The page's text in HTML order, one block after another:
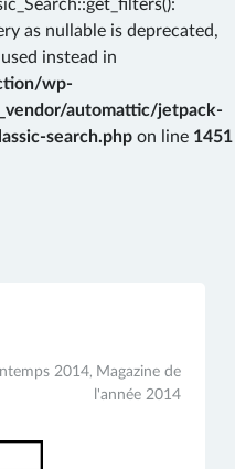
as nullable is deprecated,
instead in
wp-
automattic/jetpack-
search.php on line 1451
2014, Magazine de
l'année 2014